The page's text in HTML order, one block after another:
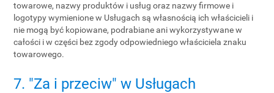
towarowe, nazwy produktów i usług oraz nazwy firmowe i
logotypy wymienione w Usługach są własnością ich właścicieli i
nie mogą być kopiowane, podrabiane ani wykorzystywane w
całości i w części bez zgody odpowiedniego właściciela znaku
towarowego.
7. "Za i przeciw" w Usługach